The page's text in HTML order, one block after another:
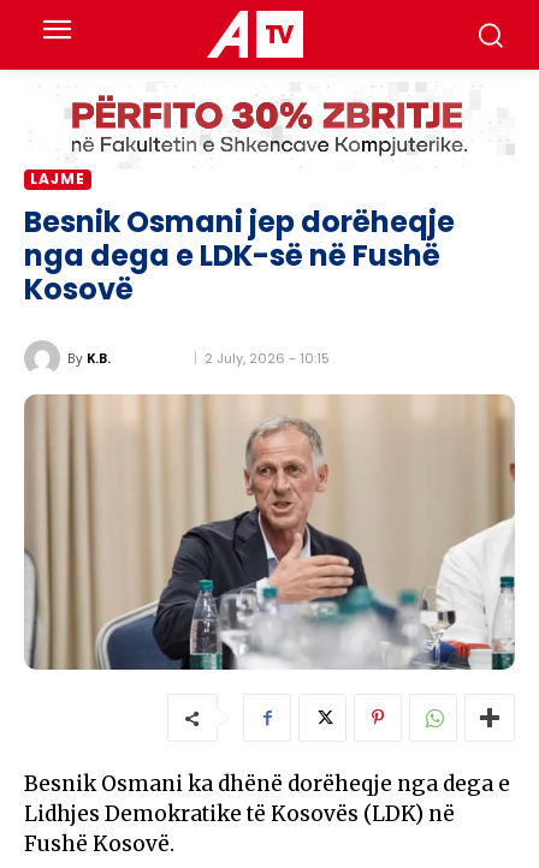
LAJME
Besnik Osmani jep dorëheqje
nga dega e LDK-së në Fushë
Kosovë
By K.B. 2 July, 2026 - 10:15
Besnik Osmani ka dhënë dorëheqje nga dega e
Lidhjes Demokratike të Kosovës (LDK) në
Fushë Kosovë.